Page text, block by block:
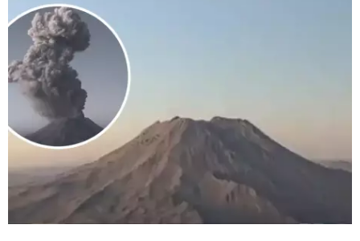
Explosión